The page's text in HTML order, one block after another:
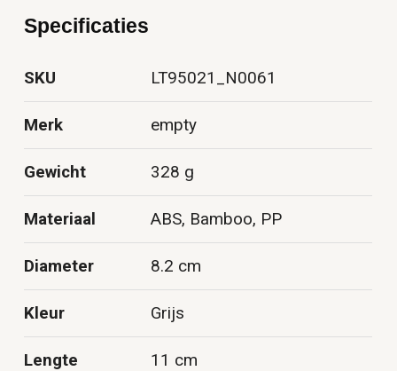
Specificaties
SKU LT95021_N0061
Merk empty
Gewicht 328 g
Materiaal ABS, Bamboo, PP
Diameter 8.2 cm
Kleur Grijs
Lengte 11 cm